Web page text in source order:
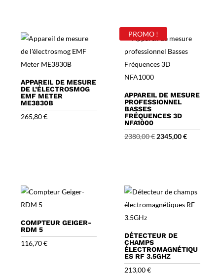
APPAREIL DE MESURE
DE L’ÉLECTROSMOG
EMF METER
ME3830B
265,80€
PROMO !
APPAREIL DE MESURE
PROFESSIONNEL
BASSES
FRÉQUENCES 3D
NFA1000
2380,00€ Le
2345,00€Le
COMPTEUR GEIGER-
RDM 5
116,70€
DÉTECTEUR DE
CHAMPS
ÉLECTROMAGNÉTIQU
ES RF 3.5GHZ
213,00€